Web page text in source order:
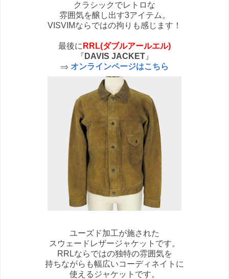
クラシックでレトロな
雰囲気を醸し出す3アイテム。
VISVIMならではの拘りも感じます！
最後に RRL(ダブルアールエル)
『 DAVIS JACKET』
⇒ オンラインページはこちら
ユーズド加工が施された
スウェードレザージャケットです。
RRLならではの独特の雰囲気を
持ちながらも幅広いコーディネイトに
使えるジャケットです。